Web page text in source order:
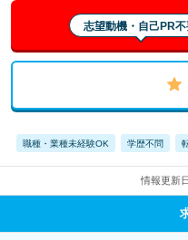
志望動機・自己PR
職種・業種未経験OK 学歴不問
情報更新